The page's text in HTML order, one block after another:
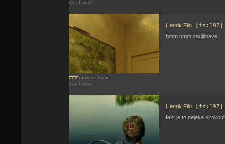
Ana Trninić
### made in_home
Ana Trninić
Henrik Filo [fs:197]
hmm hmm zaujimave.
Henrik Filo [fs:197]
fakt je to nejake